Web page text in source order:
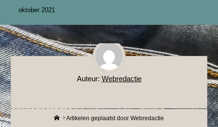
oktober 2021
Auteur: Webredactie
HomeArtikelen geplaatst door Webredactie